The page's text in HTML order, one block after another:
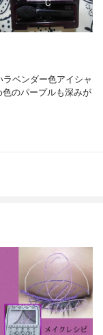
ベンダー色アイシャ
色のパープルも深みが